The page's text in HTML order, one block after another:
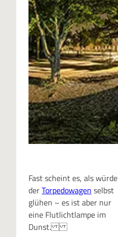
Fast scheint es, als würde
derTorpedowagen selbst
glühen – es ist aber nur
eine Flutlichtlampe im
Dunst.